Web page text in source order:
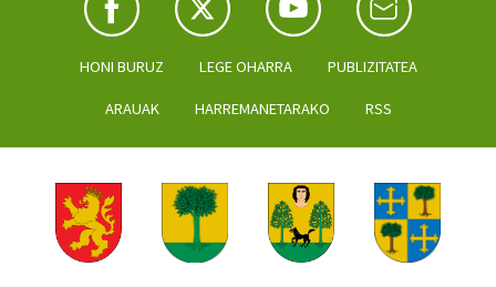
HONI BURUZ LEGE OHARRA PUBLIZITATEA
ARAUAK HARREMANETARAKO RSS